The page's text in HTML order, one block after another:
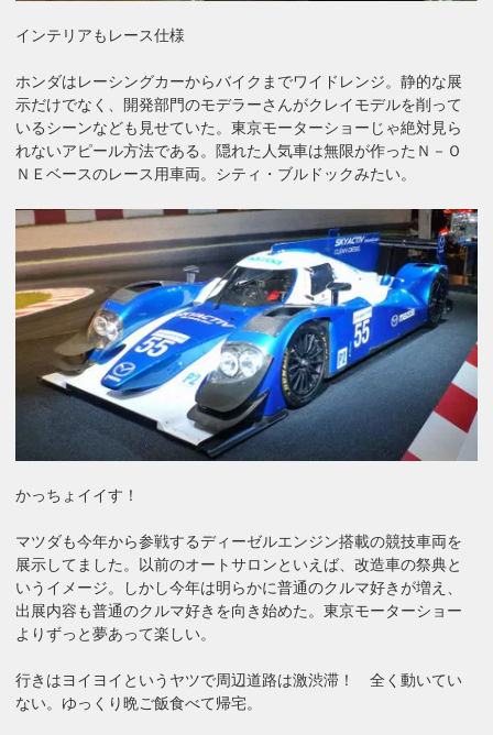
インテリアもレース仕様
ホンダはレーシングカーからバイクまでワイドレンジ。静的な展
示だけでなく、開発部門のモデラーさんがクレイモデルを削って
いるシーンなども見せていた。東京モーターショーじゃ絶対見ら
れないアピール方法である。隠れた人気車は無限が作ったＮ－Ｏ
ＮＥベースのレース用車両。シティ・ブルドックみたい。
かっちょイイす！
マツダも今年から参戦するディーゼルエンジン搭載の競技車両を
展示してました。以前のオートサロンといえば、改造車の祭典と
いうイメージ。しかし今年は明らかに普通のクルマ好きが増え、
出展内容も普通のクルマ好きを向き始めた。東京モーターショー
よりずっと夢あって楽しい。
行きはヨイヨイというヤツで周辺道路は激渋滞！ 全く動いてい
ない。ゆっくり晩ご飯食べて帰宅。